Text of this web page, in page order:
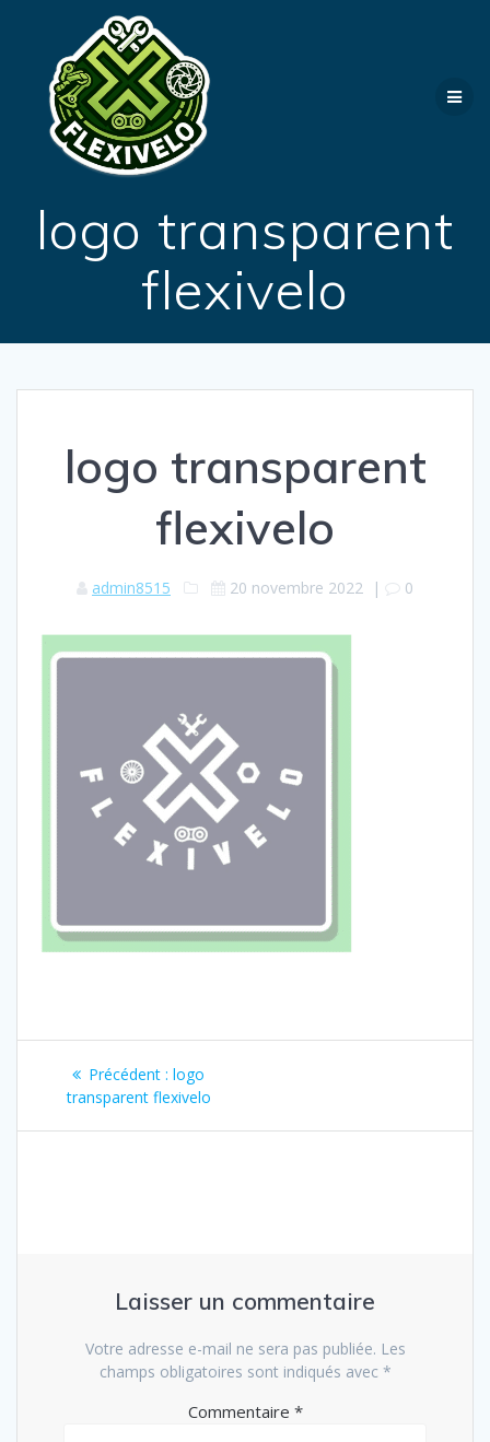
logo transparent
flexivelo
logo transparent
flexivelo
admin8515 20 novembre 2022 | 0
Navigation
Précédent : Article
précédent
logo
transparent flexivelo
Laisser un commentaire
Votre adresse e-mail ne sera pas publiée. Les
champs obligatoires sont indiqués avec *
Commentaire *